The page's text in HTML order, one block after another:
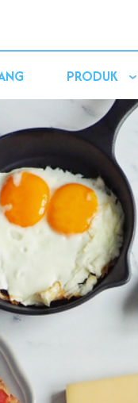
PRODUK